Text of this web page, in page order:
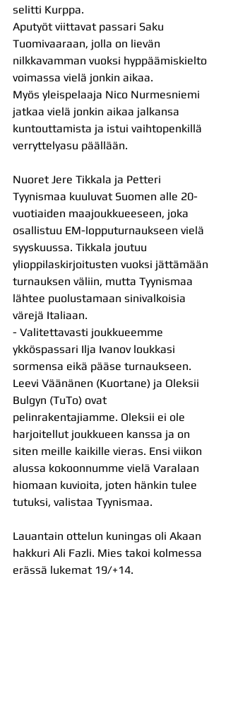
selitti Kurppa.
Aputyöt viittavat passari Saku
Tuomivaaraan, jolla on lievän
nilkkavamman vuoksi hyppäämiskielto
voimassa vielä jonkin aikaa.
Myös yleispelaaja Nico Nurmesniemi
jatkaa vielä jonkin aikaa jalkansa
kuntouttamista ja istui vaihtopenkillä
verryttelyasu päällään.
Nuoret Jere Tikkala ja Petteri
Tyynismaa kuuluvat Suomen alle 20-
vuotiaiden maajoukkueeseen, joka
osallistuu EM-lopputurnaukseen vielä
syyskuussa. Tikkala joutuu
ylioppilaskirjoitusten vuoksi jättämään
turnauksen väliin, mutta Tyynismaa
lähtee puolustamaan sinivalkoisia
värejä Italiaan.
- Valitettavasti joukkueemme
ykköspassari Ilja Ivanov loukkasi
sormensa eikä pääse turnaukseen.
Leevi Väänänen (Kuortane) ja Oleksii
Bulgyn (TuTo) ovat
pelinrakentajiamme. Oleksii ei ole
harjoitellut joukkueen kanssa ja on
siten meille kaikille vieras. Ensi viikon
alussa kokoonnumme vielä Varalaan
hiomaan kuvioita, joten hänkin tulee
tutuksi, valistaa Tyynismaa.
Lauantain ottelun kuningas oli Akaan
hakkuri Ali Fazli. Mies takoi kolmessa
erässä lukemat 19/+14.